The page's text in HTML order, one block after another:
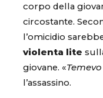
corpo della
circostante.
l’omicidio
violenta lite
giovane. «
l’assassino.